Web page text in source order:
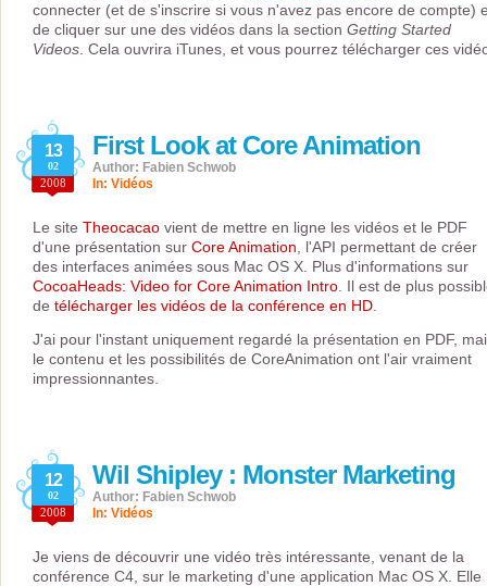
connecter (et de s'inscrire si vous n'avez pas encore de compte)
de cliquer sur une des vidéos dans la section Getting Started
Videos . Cela ouvrira iTunes, et vous pourrez télécharger ces
First Look at Core Animation
13
02
2008
Author: Fabien Schwob
In: Vidéos
Le site Theocacao vient de mettre en ligne les vidéos et le PDF
d'une présentation sur Core Animation , l'API permettant de créer
des interfaces animées sous Mac OS X. Plus d'informations sur
CocoaHeads: Video for Core Animation Intro . Il est de plus
de télécharger les vidéos de la conférence en HD
J'ai pour l'instant uniquement regardé la présentation en PDF,
le contenu et les possibilités de CoreAnimation ont l'air vraiment
impressionnantes.
Wil Shipley : Monster Marketing
12
02
2008
Author: Fabien Schwob
In: Vidéos
Je viens de découvrir une vidéo très intéressante, venant de la
conférence C4, sur le marketing d'une application Mac OS X. Elle